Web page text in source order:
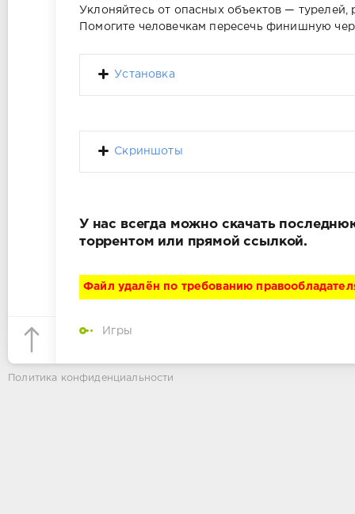
Уклоняйтесь от опасных объектов —
Помогите человечкам пересечь финишную
Установка
Скриншоты
У нас всегда можно скачать
торрентом или прямой ссылкой.
Файл удалён по требованию
Игры
Политика конфиденциальности